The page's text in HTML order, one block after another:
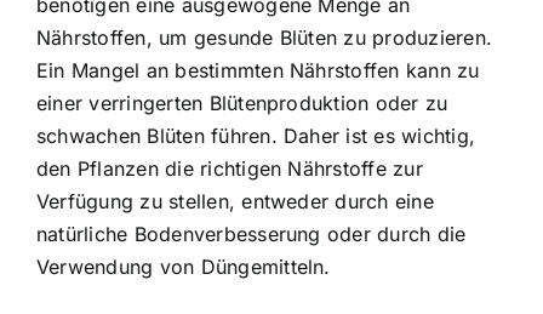
benötigen eine ausgewogene Menge an
Nährstoffen, um gesunde Blüten zu produzieren.
Ein Mangel an bestimmten Nährstoffen kann zu
einer verringerten Blütenproduktion oder zu
schwachen Blüten führen. Daher ist es wichtig,
den Pflanzen die richtigen Nährstoffe zur
Verfügung zu stellen, entweder durch eine
natürliche Bodenverbesserung oder durch die
Verwendung von Düngemitteln.